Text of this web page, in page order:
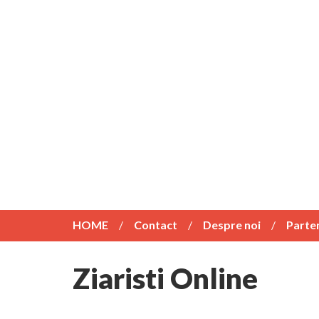
HOME Contact Despre noi
Ziaristi Online